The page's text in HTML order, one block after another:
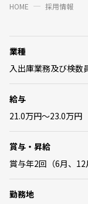
HOME 採用情報
業種
入出庫業務及び検数
給与
21.0万円～23.0万円
賞与・昇給
賞与年2回（6月、
勤務地